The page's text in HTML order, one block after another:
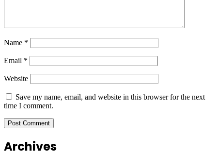
Name *
Email *
Website
Save my name, email, and website in this browser for the next
time I comment.
Archives